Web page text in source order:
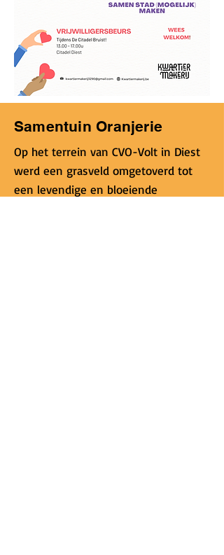
Samentuin Oranjerie
Op het terrein van CVO-Volt in Diest
werd een grasveld omgetoverd tot
een levendige en bloeiende